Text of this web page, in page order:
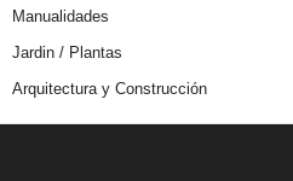
Manualidades
Jardin / Plantas
Arquitectura y Construcción